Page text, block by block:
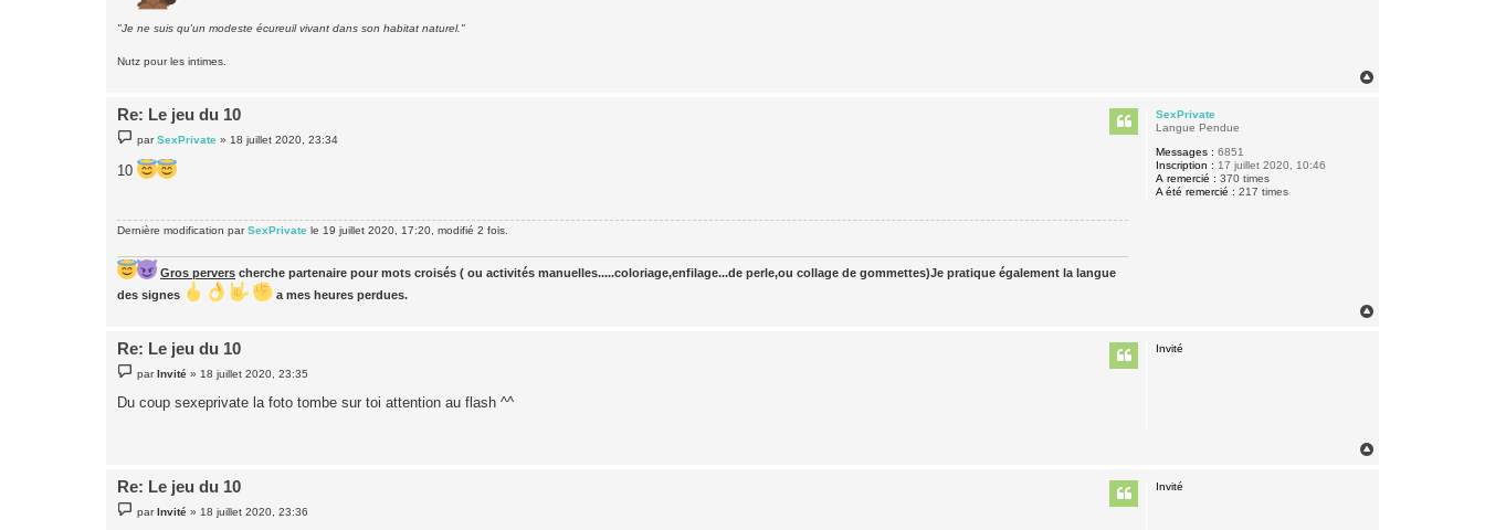
"Je ne suis qu'un modeste écureuil vivant dans son habitat naturel."
Nutz pour les intimes.
SexPrivate
Langue Pendue
Messages : 6851
Inscription : 17 juillet 2020, 10:46
A remercié : 370 times
A été remercié : 217 times
Re: Le jeu du 10
e
s
s
parSexPrivate » 18 juillet 2020, 23:34
10
Dernière modification parSexPrivate le 19 juillet 2020, 17:20, modifié 2 fois.
Gros pervers cherche partenaire pour mots croisés ( ou activités manuelles.....coloriage,enfilage...de perle,ou collage de gommettes)Je pratique également la langue
des signes
a mes heures perdues.
Invité
Re: Le jeu du 10
e
s
parInvité »18 juillet 2020, 23:35
Du coup sexeprivate la foto tombe sur toi attention au flash ^^
Invité
Re: Le jeu du 10
e
parInvité »18 juillet 2020, 23:36